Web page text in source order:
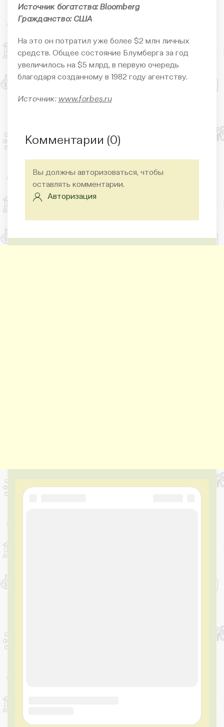
Источник богатства: Bloomberg
Гражданство: США
На это он потратил уже более $2 млн личных
средств. Общее состояние Блумберга за год
увеличилось на $5 млрд, в первую очередь
благодаря созданному в 1982 году агентству.
Источник: www.forbes.ru
Комментарии (0)
Вы должны авторизоваться, чтобы
оставлять комментарии.
Авторизация